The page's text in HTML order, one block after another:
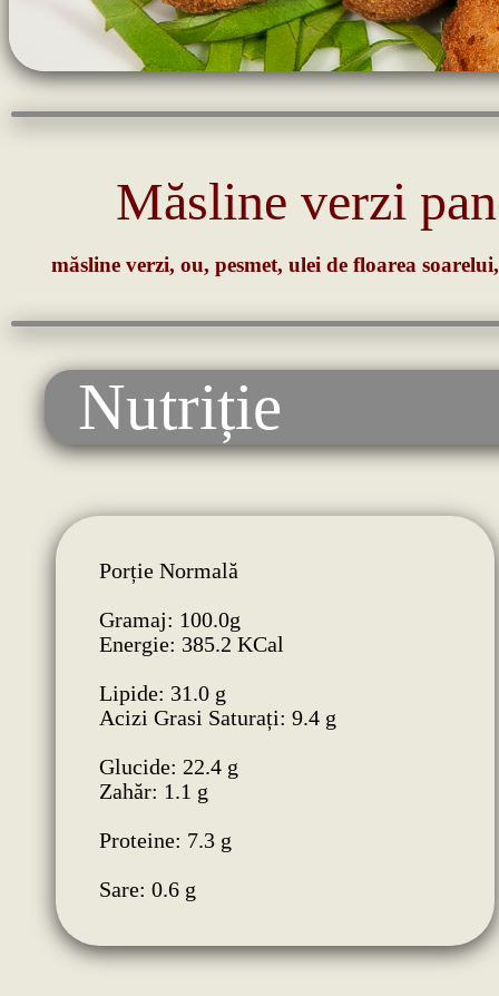
Măsline verzi
măsline verzi, ou, pesmet, ulei de floarea
Nutriție
Porție Normală
Gramaj: 100.0g
Energie: 385.2 KCal
Lipide: 31.0 g
Acizi Grasi Saturați: 9.4 g
Glucide: 22.4 g
Zahăr: 1.1 g
Proteine: 7.3 g
Sare: 0.6 g